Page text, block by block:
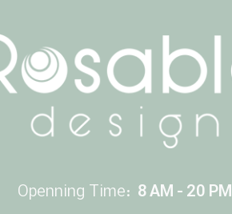
Openning Time: 8 AM - 20 PM